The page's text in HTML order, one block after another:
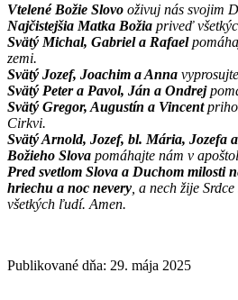
Vtelené Božie Slovo oživuj nás svojim
Najčistejšia Matka Božia priveď
Svätý Michal, Gabriel a Rafael
zemi.
Svätý Jozef, Joachim a Anna
Svätý Peter a Pavol, Ján a Ondrej
Svätý Gregor, Augustín a Vincent
Cirkvi.
Svätý Arnold, Jozef, bl. Mária, Jozefa
Božieho Slova pomáhajte nám v
Pred svetlom Slova a Duchom milosti
hriechu a noc nevery , a nech žije
všetkých ľudí. Amen.
Publikované dňa: 29. mája 2025